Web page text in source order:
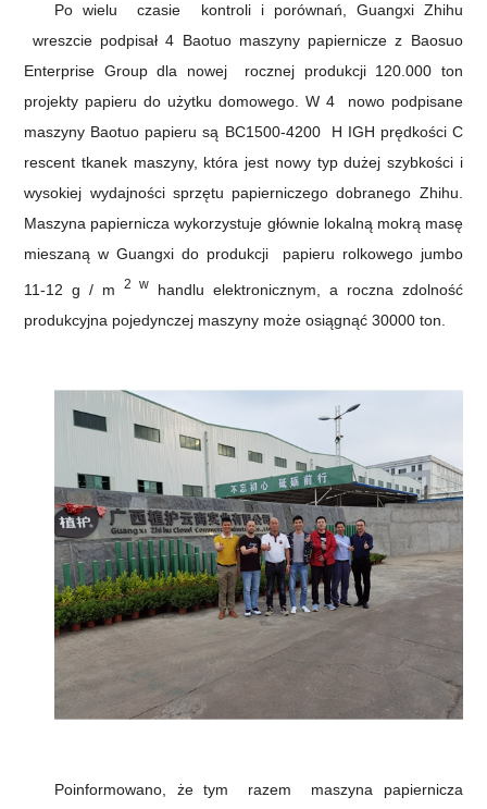
Po wielu czasie kontroli i porównań, Guangxi Zhihu
wreszcie podpisał 4 Baotuo maszyny papiernicze z Baosuo
Enterprise Group dla nowej
rocznej produkcji 120.000 ton
projekty papieru do użytku domowego. W 4
nowo podpisane
maszyny Baotuo papieru są BC1500-4200 H IGH prędkości C
rescenttkanek maszyny, która jest nowy typ dużej szybkości i
wysokiej wydajności sprzętu papierniczego dobranego Zhihu.
Maszyna papiernicza wykorzystuje głównie lokalną mokrą masę
mieszaną w Guangxi do produkcji
papieru rolkowego jumbo
11-12 g / m2 w
handlu elektronicznym, a roczna zdolność
produkcyjna pojedynczej maszyny może osiągnąć 30000 ton.
Poinformowano, że tym razem
maszyna papiernicza